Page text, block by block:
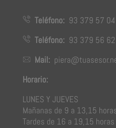
Teléfono: 93 379 57 04
Teléfono: 93 379 56 62
Mail:
Horario:
LUNES Y JUEVES
Mañanas de 9 a 13,15
Tardes de 16 a 19,15 horas